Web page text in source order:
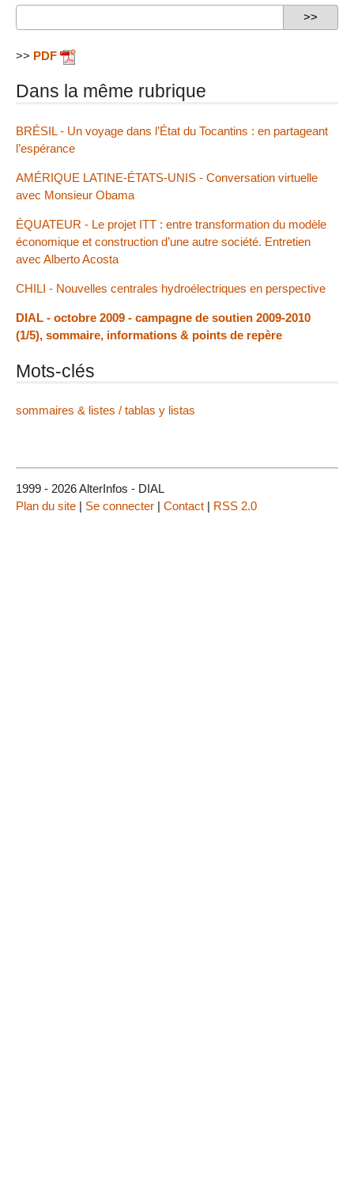
>> PDF
Dans la même rubrique
BRÉSIL - Un voyage dans l’État du Tocantins : en partageant
l’espérance
AMÉRIQUE LATINE-ÉTATS-UNIS - Conversation virtuelle
avec Monsieur Obama
ÉQUATEUR - Le projet ITT : entre transformation du modèle
économique et construction d’une autre société. Entretien
avec Alberto Acosta
CHILI - Nouvelles centrales hydroélectriques en perspective
DIAL - octobre 2009 - campagne de soutien 2009-2010
(1/5), sommaire, informations & points de repère
Mots-clés
sommaires & listes / tablas y listas
1999 - 2026 AlterInfos - DIAL
Plan du site | Se connecter | Contact | RSS 2.0